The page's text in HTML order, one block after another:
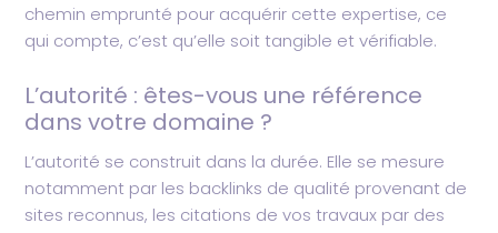
chemin emprunté pour acquérir cette expertise, ce
qui compte, c’est qu’elle soit tangible et vérifiable.
L’autorité : êtes-vous une référence
dans votre domaine ?
L’autorité se construit dans la durée. Elle se mesure
notamment par les backlinks de qualité provenant de
sites reconnus, les citations de vos travaux par des